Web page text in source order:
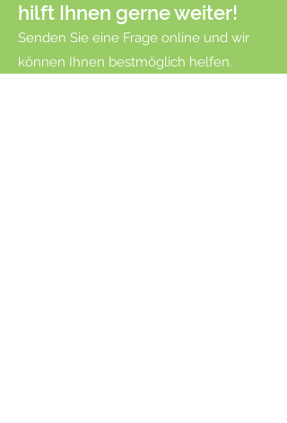
hilft Ihnen gerne weiter!
Senden Sie eine Frage online und wir
können Ihnen bestmöglich helfen.